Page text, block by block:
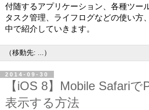
付随するアプリケーション、各種ツー
タスク管理、ライフログなどの使い方
中で紹介していきます。
2014-09-30
【iOS 8】Mobile Safari
表示する方法